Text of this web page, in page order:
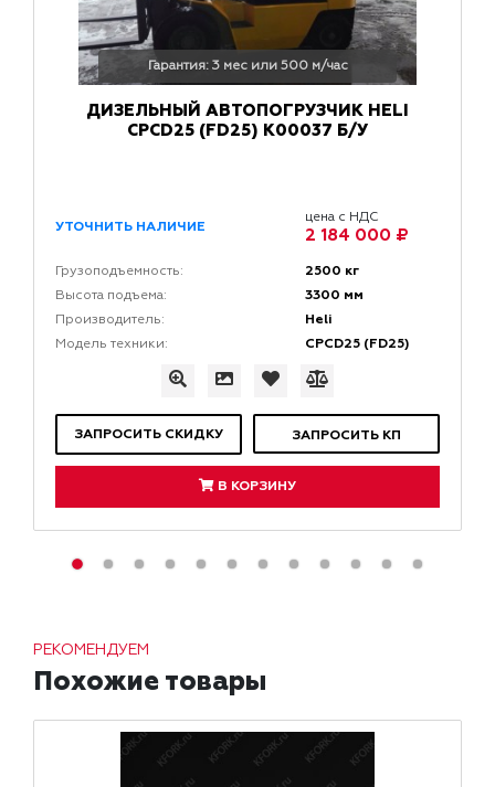
Гарантия: 3 мес или 500 м/час
ДИЗЕЛЬНЫЙ АВТОПОГРУЗЧИК HELI
CPCD25 (FD25) K00037 Б/У
УТОЧНИТЬ НАЛИЧИЕ
цена с НДС
2 184 000 ₽
Грузоподъемность: 2500 кг
Высота подъема: 3300 мм
Производитель: Heli
Модель техники: CPCD25 (FD25)
ЗАПРОСИТЬ СКИДКУ ЗАПРОСИТЬ КП
В КОРЗИНУ
РЕКОМЕНДУЕМ
Похожие товары